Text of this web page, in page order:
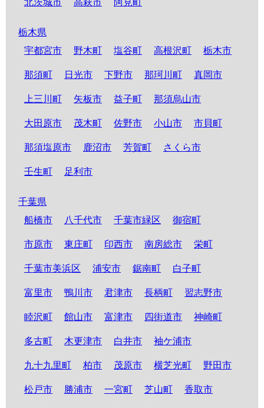
北茨城市 高萩市 阿見町
栃木県
宇都宮市
野木町 塩谷町 高根沢町 栃木市
那須町 日光市 下野市 那珂川町 真岡市
上三川町 矢板市 益子町 那須烏山市
大田原市 茂木町 佐野市 小山市 市貝町
那須塩原市 鹿沼市 芳賀町 さくら市
壬生町 足利市
千葉県
船橋市
八千代市 千葉市緑区 御宿町
市原市 東庄町 印西市 南房総市 栄町
千葉市美浜区 浦安市 鋸南町 白子町
富里市 鴨川市 君津市 長柄町 習志野市
睦沢町 館山市 富津市 四街道市 神崎町
多古町 木更津市 白井市 袖ケ浦市
九十九里町 柏市 茂原市 横芝光町 野田市
松戸市 勝浦市 一宮町 芝山町 香取市